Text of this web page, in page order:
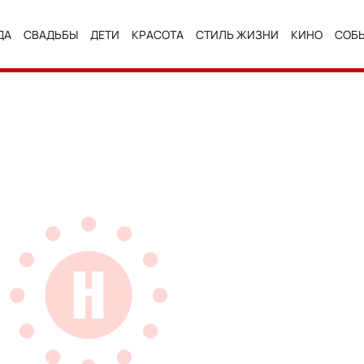
СВАДЬБЫ ДЕТИ КРАСОТА СТИЛЬ ЖИЗНИ КИНО